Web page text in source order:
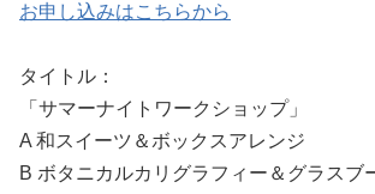
お申し込みはこちらから
タイトル：
「サマーナイトワークショップ」
A 和スイーツ＆ボックスアレンジ
B ボタニカルカリグラフィー＆グラスブ